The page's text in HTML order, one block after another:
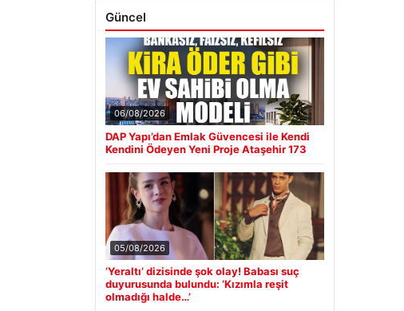
Güncel
06/08/2026
DAP Yapı’dan Emlak Güvencesi ile Kendi
Kendini Ödeyen Yeni Proje Ataşehir 173
05/08/2026
‘Yeraltı’ dizisinde şok olay! Babası suç
duyurusunda bulundu: ‘Kızımla reşit
olmadığı halde…’